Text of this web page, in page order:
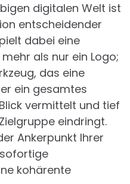
digitalen Welt ist
entscheidender
dabei eine
als nur ein Logo;
das eine
ein gesamtes
vermittelt und tief
eindringt.
Ankerpunkt Ihrer
kohärente